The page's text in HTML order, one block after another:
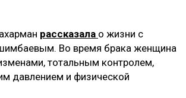
рассказала о жизни с
Во время брака женщина
тотальным контролем,
давлением и физической